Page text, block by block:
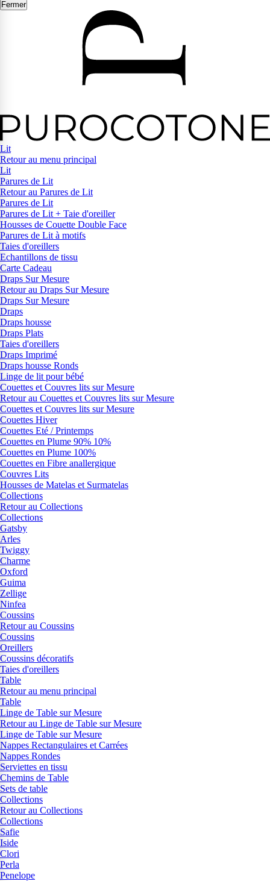
Fermer
Lit
Retour au menu principal
Lit
Parures de Lit
Retour au Parures de Lit
Parures de Lit
Parures de Lit + Taie d'oreiller
Housses de Couette Double Face
Parures de Lit à motifs
Taies d'oreillers
Echantillons de tissu
Carte Cadeau
Draps Sur Mesure
Retour au Draps Sur Mesure
Draps Sur Mesure
Draps
Draps housse
Draps Plats
Taies d'oreillers
Draps Imprimé
Draps housse Ronds
Linge de lit pour bébé
Couettes et Couvres lits sur Mesure
Retour au Couettes et Couvres lits sur Mesure
Couettes et Couvres lits sur Mesure
Couettes Hiver
Couettes Eté / Printemps
Couettes en Plume 90% 10%
Couettes en Plume 100%
Couettes en Fibre anallergique
Couvres Lits
Housses de Matelas et Surmatelas
Collections
Retour au Collections
Collections
Gatsby
Arles
Twiggy
Charme
Oxford
Guima
Zellige
Ninfea
Coussins
Retour au Coussins
Coussins
Oreillers
Coussins décoratifs
Taies d'oreillers
Table
Retour au menu principal
Table
Linge de Table sur Mesure
Retour au Linge de Table sur Mesure
Linge de Table sur Mesure
Nappes Rectangulaires et Carrées
Nappes Rondes
Serviettes en tissu
Chemins de Table
Sets de table
Collections
Retour au Collections
Collections
Safie
Iside
Clori
Perla
Penelope